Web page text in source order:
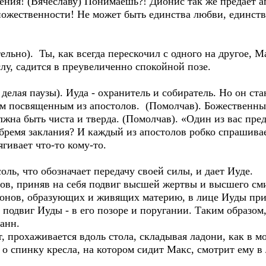
Не может быть единства любви,
Ты, как всегда перескочил с одного на другое,
садится в преувеличенно спокойной позе.
паузы). Иуда - охранитель и собиратель. Но он
из апостолов. (Помолчав).
быть чиста и тверда. (Помолчав). «Один из вас
заклания? И каждый из апостолов робко
что-то кому-то.
что обозначает передачу своей силы, и дает Иуде.
приняв на себя подвиг высшей жертвы и высшего
образующих и живящих материю, в лице Иуды
Иуды - в его позоре и поругании. Таким
прохаживается вдоль стола, складывая ладони, как в
о спинку кресла, на котором сидит Макс, смотрит ему